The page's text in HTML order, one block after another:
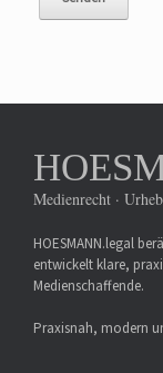
Medienrecht ·
HOESMANN.legal
entwickelt klare,
Medienschaffende.
Praxisnah, modern